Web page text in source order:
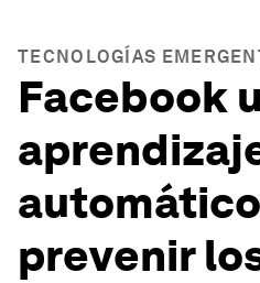
TECNOLOGÍAS
Facebook
prevenir